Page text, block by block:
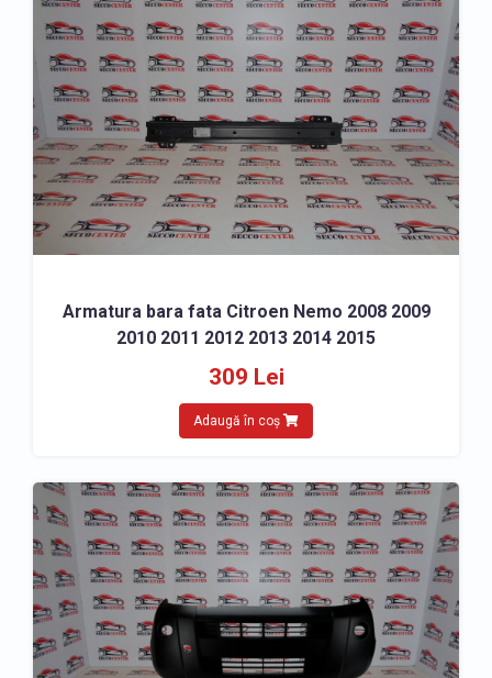
» Capac oglinda Citroen Nemo 2008-2015
» Semnalizator oglinda Citroen Nemo 2008-2015
SCUTURI, APARATORI NOROI
» Scut bara fata Citroen Nemo 2008-2015
» Scut motor Citroen Nemo 2008-2015
» Scut cutie viteze Citroen Nemo 2008-2015
» Carenaj roata fata Citroen Nemo 2008-2015
ACCESORII
» Covorase Citroen Nemo 2008-2015
» Accesorii caroserie Citroen Nemo 2008-2015
Armatura bara fata Citroen Nemo 2008 2009
2010 2011 2012 2013 2014 2015
309 Lei
Adaugă în coș